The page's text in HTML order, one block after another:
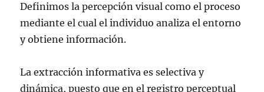
Definimos la percepción visual como el proceso
mediante el cual el individuo analiza el entorno
y obtiene información.
La extracción informativa es selectiva y
dinámica, puesto que en el registro perceptual